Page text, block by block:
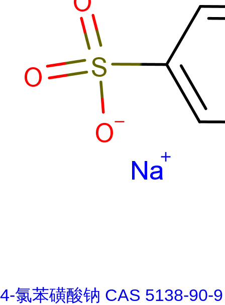
4-氯苯磺酸钠 CAS 5138-90-9